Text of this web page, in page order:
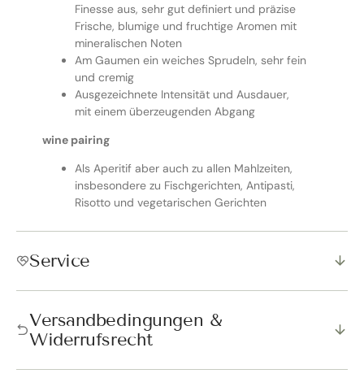
Finesse aus, sehr gut definiert und präzise
Frische, blumige und fruchtige Aromen mit
mineralischen Noten
Am Gaumen ein weiches Sprudeln, sehr fein
und cremig
Ausgezeichnete Intensität und Ausdauer,
mit einem überzeugenden Abgang
wine pairing
Als Aperitif aber auch zu allen Mahlzeiten,
insbesondere zu Fischgerichten, Antipasti,
Risotto und vegetarischen Gerichten
Service
Versandbedingungen &
Widerrufsrecht